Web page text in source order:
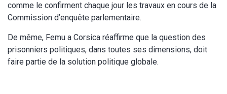
comme le confirment chaque jour les travaux en cours de la
Commission d’enquête parlementaire.
De même, Femu a Corsica réaffirme que la question des
prisonniers politiques, dans toutes ses dimensions, doit
faire partie de la solution politique globale.